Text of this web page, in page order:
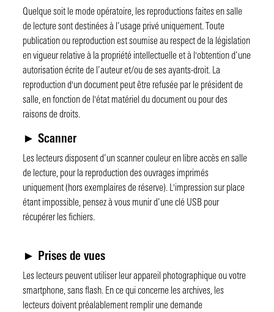
Collection « Recherches »
« Mission Recherche » des Amis du Centre Pompidou
Catalogue raisonné des expositions du Centre Pompidou
Articles de chercheurs
Lectures obligatoires
Digital BK
Mises en ligne
Faire un don
Reproduction - Commande de fichiers HD
Prêts pour expositions
Questions fréquemment posées
Je me connecte
Je me connecte pour la 1ère fois
Je n'ai pas encore de compte
Je me préinscris
J'ai besoin d'aide
J'ai oublié mon mot de passe
J'ai des questions
Quelque soit le mode opératoire, les reproductions faites en salle
de lecture sont destinées à l’usage privé uniquement. Toute
publication ou reproduction est soumise au respect de la législation
en vigueur relative à la propriété intellectuelle et à l'obtention d’une
autorisation écrite de l’auteur et/ou de ses ayants-droit. La
reproduction d'un document peut être refusée par le président de
salle, en fonction de l'état matériel du document ou pour des
raisons de droits.
► Scanner
Les lecteurs disposent d’un scanner couleur en libre accès en salle
de lecture, pour la reproduction des ouvrages imprimés
uniquement (hors exemplaires de réserve). L'impression sur place
étant impossible, pensez à vous munir d’une clé USB pour
récupérer les fichiers.
► Prises de vues
Les lecteurs peuvent utiliser leur appareil photographique ou votre
smartphone, sans flash. En ce qui concerne les archives, les
lecteurs doivent préalablement remplir une demande